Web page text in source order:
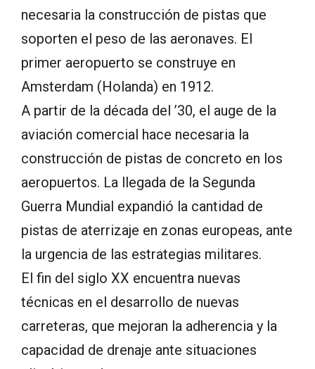
necesaria la construcción de pistas que
soporten el peso de las aeronaves. El
primer aeropuerto se construye en
Amsterdam (Holanda) en 1912.
A partir de la década del ’30, el auge de la
aviación comercial hace necesaria la
construcción de pistas de concreto en los
aeropuertos. La llegada de la Segunda
Guerra Mundial expandió la cantidad de
pistas de aterrizaje en zonas europeas, ante
la urgencia de las estrategias militares.
El fin del siglo XX encuentra nuevas
técnicas en el desarrollo de nuevas
carreteras, que mejoran la adherencia y la
capacidad de drenaje ante situaciones